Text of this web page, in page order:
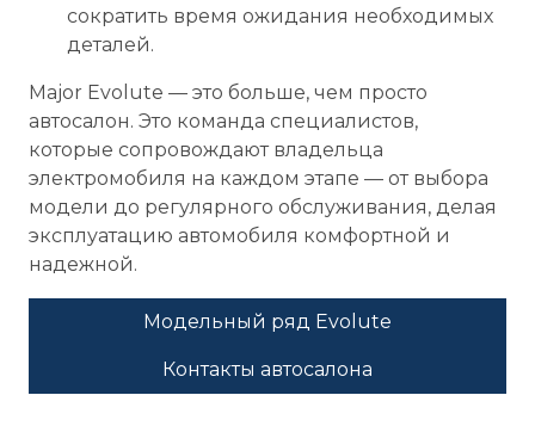
сократить время ожидания необходимых
деталей.
Major Evolute — это больше, чем просто
автосалон. Это команда специалистов,
которые сопровождают владельца
электромобиля на каждом этапе — от выбора
модели до регулярного обслуживания, делая
эксплуатацию автомобиля комфортной и
надежной.
Модельный ряд Evolute
Контакты автосалона